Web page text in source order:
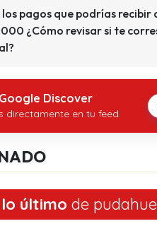
los pagos que podrías
¿Cómo revisar si te
Discover
directamente en tu feed.
último de